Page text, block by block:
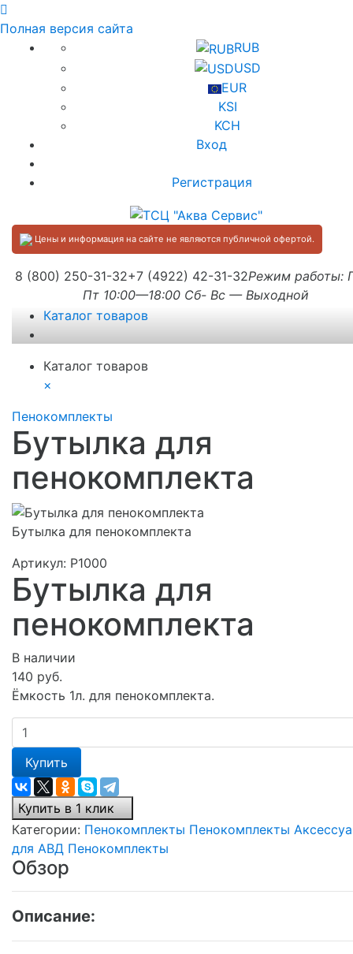
Полная версия сайта
RUB
USD
EUR
KSI
KCH
Вход
Регистрация
Цены и информация на сайте не являются публичной офертой.
8 (800) 250-31-32+7 (4922) 42-31-32Режим работы:
Пт 10:00—18:00 Сб- Вс — Выходной
Каталог товаров
Каталог товаров
×
Пенокомплекты
Бутылка для
пенокомплекта
Бутылка для пенокомплекта
Артикул: P1000
Бутылка для
пенокомплекта
В наличии
140 руб.
Ёмкость 1л. для пенокомплекта.
Купить
Купить в 1 клик
Категории: Пенокомплекты Пенокомплекты
для АВД Пенокомплекты
Обзор
Описание: